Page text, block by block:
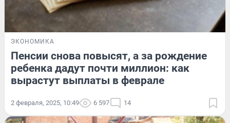
ЭКОНОМИКА
Пенсии снова повысят, а за рождение
ребенка дадут почти миллион: как
вырастут выплаты в феврале
2 февраля, 2025, 10:49 6 597 14